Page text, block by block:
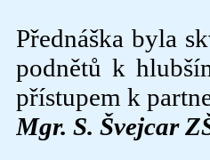
Přednáška byla
podnětů k
přístupem k
Mgr. S. Švejcar